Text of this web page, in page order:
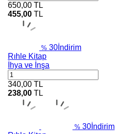
650,00 TL
455,00 TL
% 30 İndirim
Rıhle Kitap
İhya ve İnşa
340,00 TL
238,00 TL
% 30 İndirim